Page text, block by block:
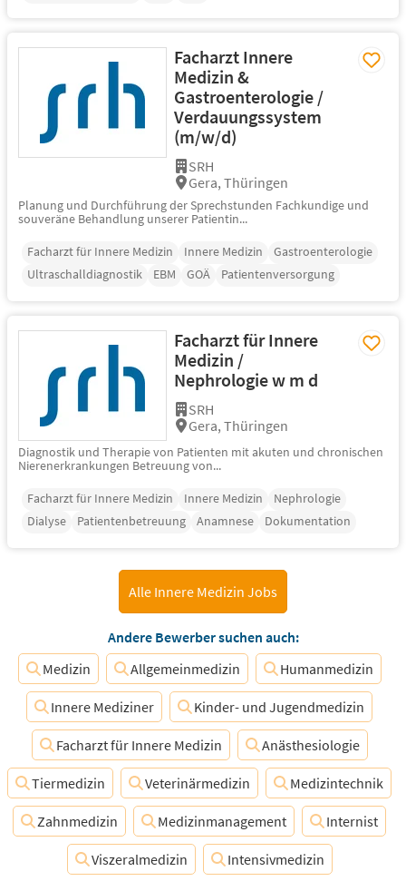
Facharzt Innere
Medizin &
Gastroenterologie /
Verdauungssystem
(m/w/d)
SRH
Gera, Thüringen
Planung und Durchführung der Sprechstunden Fachkundige und
souveräne Behandlung unserer Patientin...
Facharzt für Innere Medizin
Innere Medizin
Gastroenterologie
Ultraschalldiagnostik
EBM GOÄ Patientenversorgung
Facharzt für Innere
Medizin /
Nephrologie w m d
SRH
Gera, Thüringen
Diagnostik und Therapie von Patienten mit akuten und chronischen
Nierenerkrankungen Betreuung von...
Facharzt für Innere Medizin
Innere Medizin
Nephrologie
Dialyse
Patientenbetreuung Anamnese Dokumentation
Alle Innere Medizin Jobs
Andere Bewerber suchen auch:
Medizin
Allgemeinmedizin Humanmedizin
Innere Mediziner Kinder- und Jugendmedizin
Facharzt für Innere Medizin Anästhesiologie
Tiermedizin Veterinärmedizin Medizintechnik
Zahnmedizin Medizinmanagement Internist
Viszeralmedizin Intensivmedizin